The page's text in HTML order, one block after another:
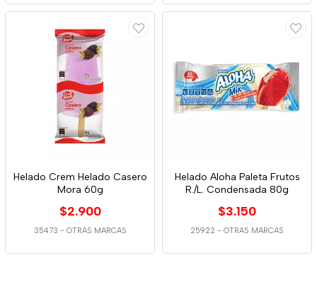
Helado Crem Helado Casero
Mora 60g
$2.900
35473 - OTRAS MARCAS
Helado Aloha Paleta Frutos
R./L. Condensada 80g
$3.150
25922 - OTRAS MARCAS